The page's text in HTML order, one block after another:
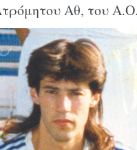
Αθ, του